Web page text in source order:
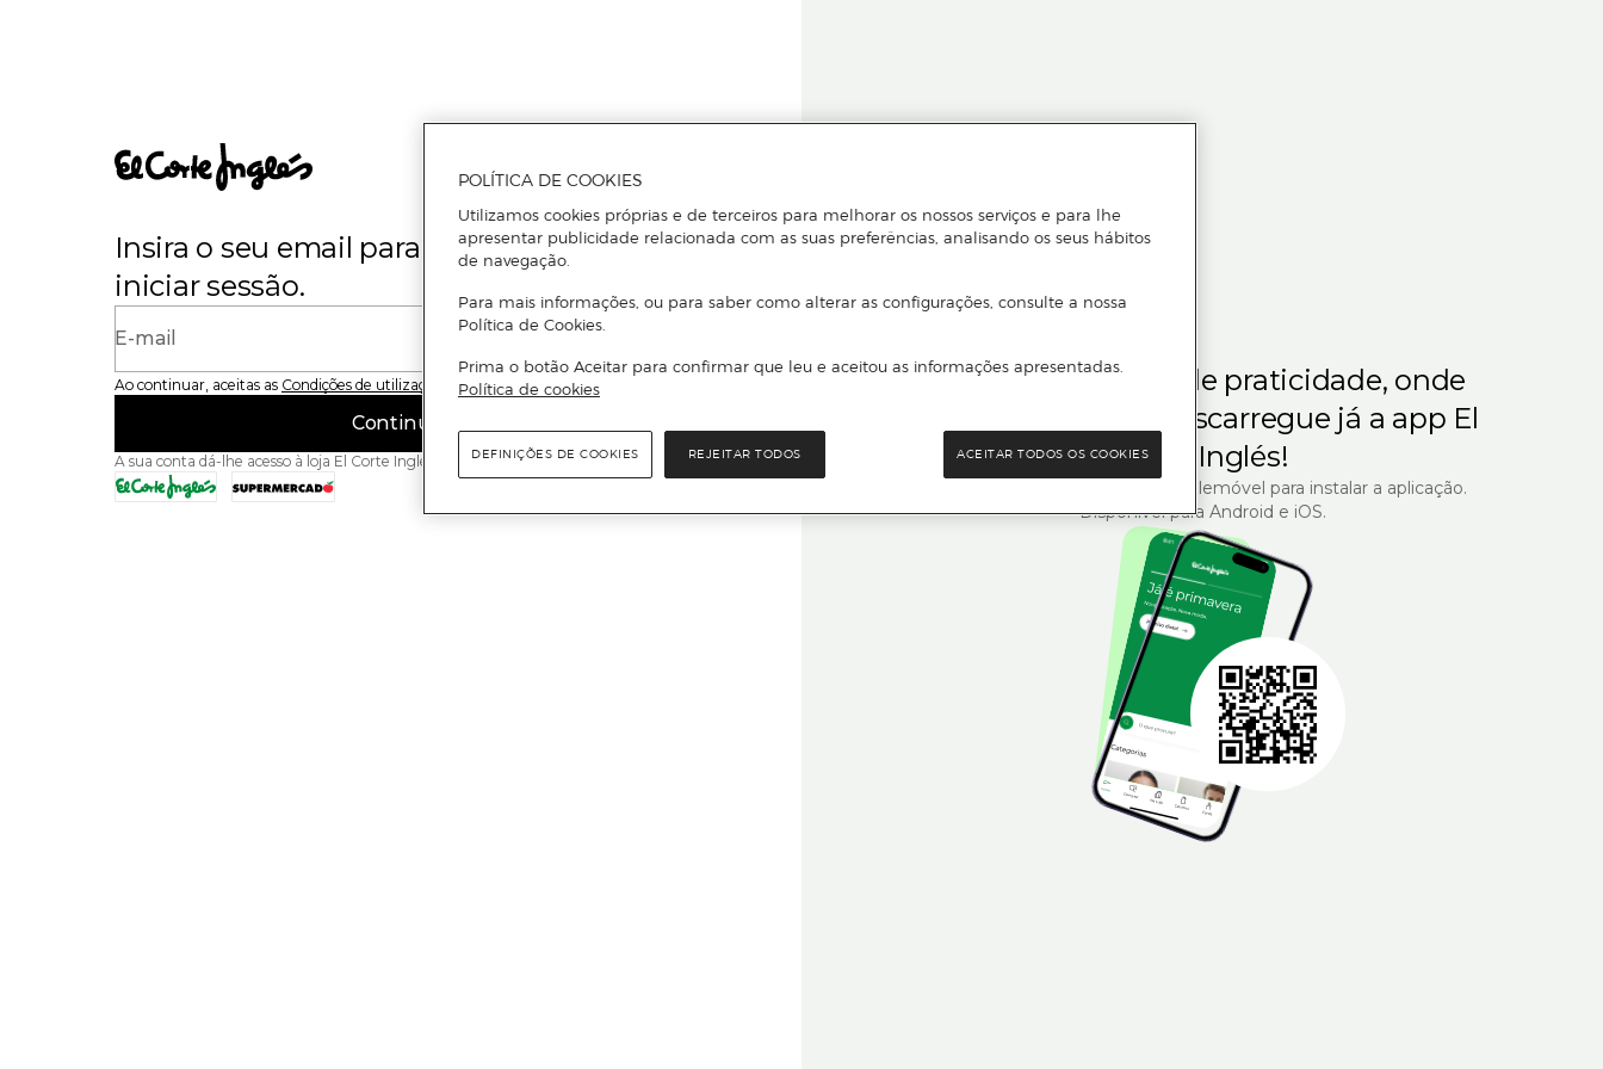
Insira o seu email para se registar ou
iniciar sessão.
E-mail
Ao continuar, aceitas as Condições de utilização do site
Continuar
A sua conta dá-lhe acesso à loja El Corte Inglés e ao Supermercado El Corte Inglés.
Para quem gosta de praticidade, onde
Descarregue já a app El
Corte Inglés!
Leia o código QR com o seu telemóvel para instalar a aplicação.
Disponível para Android e iOS.
POLÍTICA DE COOKIES
Utilizamos cookies próprias e de terceiros para melhorar os nossos serviços e para lhe
apresentar publicidade relacionada com as suas preferências, analisando os seus hábitos
de navegação.
Para mais informações, ou para saber como alterar as configurações, consulte a nossa
Política de Cookies.
Prima o botão Aceitar para confirmar que leu e aceitou as informações apresentadas.
Política de cookies
REJEITAR TODOS ACEITAR TODOS OS COOKIES
DEFINIÇÕES DE COOKIES